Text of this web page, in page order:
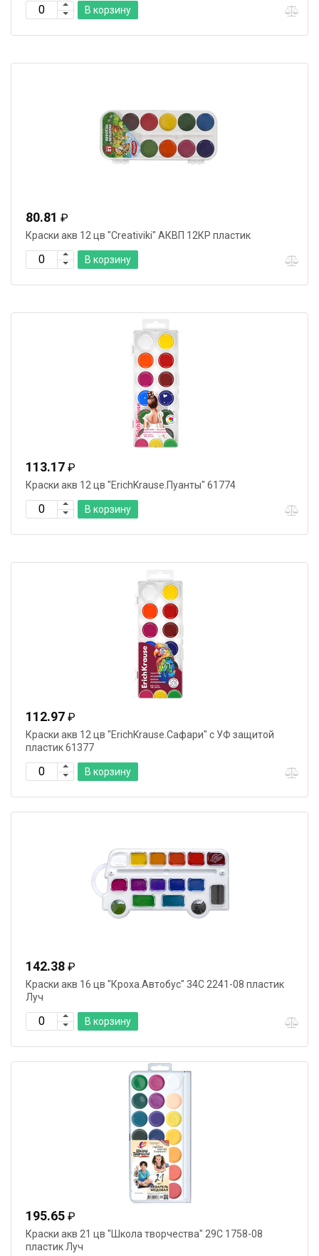
В корзину
80.81 ₽
Краски акв 12 цв "Creativiki" АКВП 12КР пластик
В корзину
113.17 ₽
Краски акв 12 цв "ErichKrause.Пуанты" 61774
В корзину
112.97 ₽
Краски акв 12 цв "ErichKrause.Сафари" с УФ защитой
пластик 61377
В корзину
142.38 ₽
Краски акв 16 цв "Кроха.Автобус" 34С 2241-08 пластик
Луч
В корзину
195.65 ₽
Краски акв 21 цв "Школа творчества" 29С 1758-08
пластик Луч